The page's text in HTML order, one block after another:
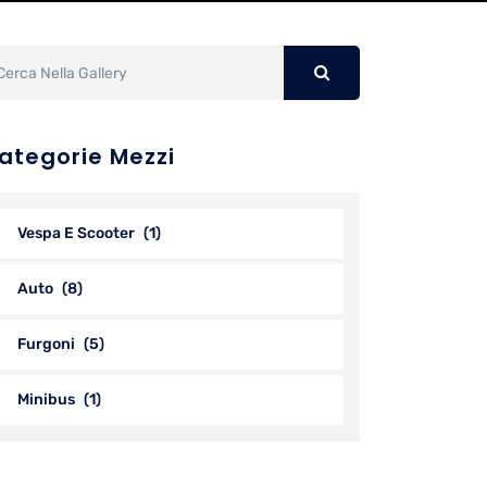
Mezzi
Vespa E Scooter (1)
Auto (8)
Furgoni (5)
Minibus (1)